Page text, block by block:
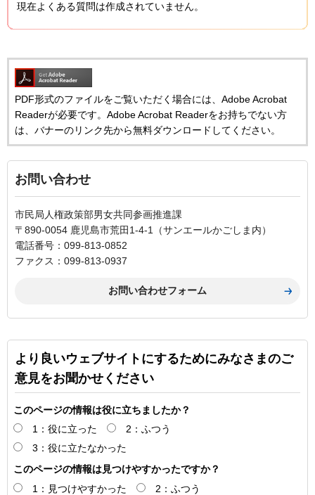
現在よくある質問は作成されていません。
PDF形式のファイルをご覧いただく場合には、Adobe Acrobat
Readerが必要です。Adobe Acrobat Readerをお持ちでない方
は、バナーのリンク先から無料ダウンロードしてください。
お問い合わせ
市民局人権政策部男女共同参画推進課
〒890-0054 鹿児島市荒田1-4-1（サンエールかごしま内）
電話番号：099-813-0852
ファクス：099-813-0937
より良いウェブサイトにするためにみなさまのご
意見をお聞かせください
このページの情報は役に立ちましたか？
1：役に立った
2：ふつう
3：役に立たなかった
このページの情報は見つけやすかったですか？
1：見つけやすかった
2：ふつう